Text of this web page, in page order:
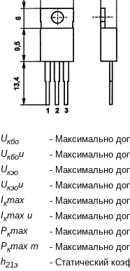
Uкбо
- Максимально
Uкбои
- Максимально
Uкэо
- Максимально
Uкэои
- Максимально
Iкmax
- Максимально
Iкmax и
- Максимально
Pкmax
- Максимально
Pкmax т
- Максимально
h21э
- Статический